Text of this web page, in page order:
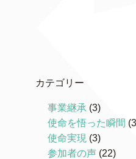
カテゴリー
事業継承 (3)
使命を悟った瞬間
使命実現 (3)
参加者の声 (22)